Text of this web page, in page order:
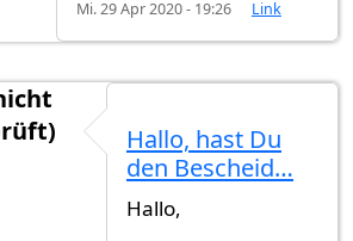
Mi. 29 Apr 2020 - 19:26 Link
Einbürgerung Eu Bürger wie
Hallo, hast Du
den Bescheid…
Hallo,